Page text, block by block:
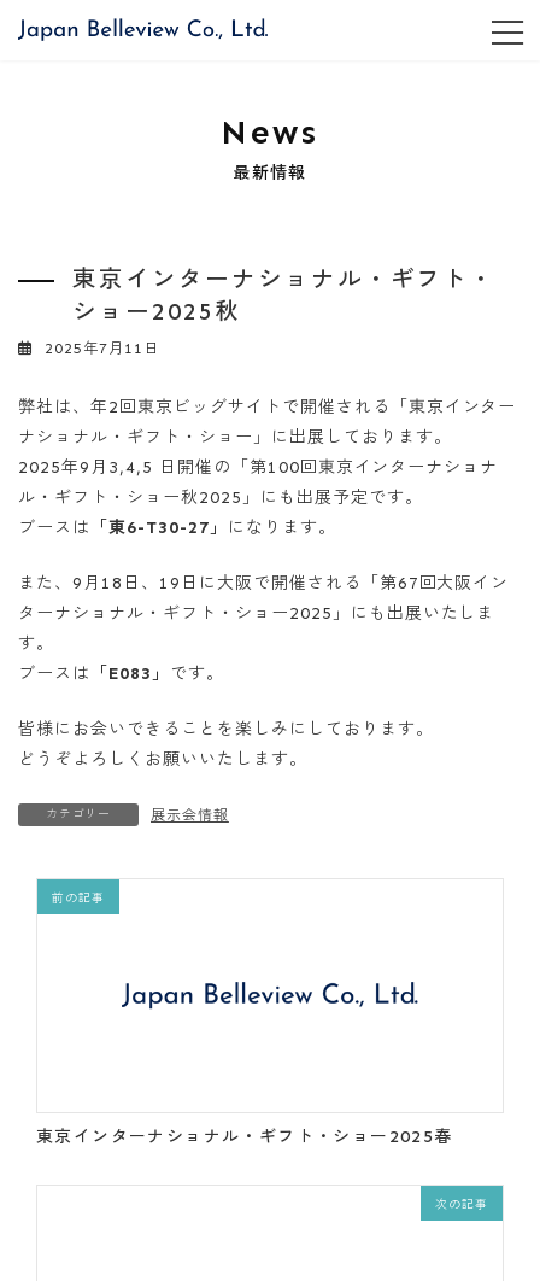
最新情報
News
東京インターナショナル・ギフト・
ショー2025秋
2025年7月11日
弊社は、年2回東京ビッグサイトで開催される「東京インター
ナショナル・ギフト・ショー」に出展しております。
2025年9月3,4,5 日開催の「第100回東京インターナショナ
ル・ギフト・ショー秋2025」にも出展予定です。
ブースは
「東6-T30-27」 になります。
また、9月18日、19日に大阪で開催される「第67回大阪イン
ターナショナル・ギフト・ショー2025」にも出展いたしま
す。
ブースは
「E083」 です。
皆様にお会いできることを楽しみにしております。
どうぞよろしくお願いいたします。
カテゴリー 展示会情報
前の記事
東京インターナショナル・ギフト・ショー2025春
次の記事